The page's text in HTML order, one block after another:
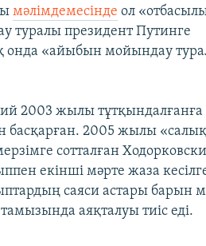
мәлімдемесінде ол
туралы президент Путинге
онда «айыбын мойындау
2003 жылы тұтқындалғанға
басқарған. 2005 жылы «салық
сотталған
екінші мәрте жаза
саяси астары барын
аяқталуы тиіс еді.